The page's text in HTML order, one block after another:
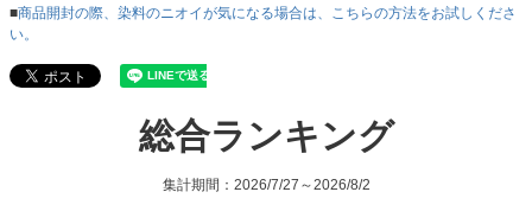
■商品開封の際、染料のニオイが気になる場合は、こちらの方法をお試しくださ
い。
総合ランキング
集計期間：2026/7/27～2026/8/2